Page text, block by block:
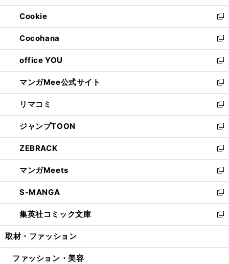
開
く
ウ
で
開
く
ン
ド
ウ
で
開
く
ウ
ィ
ン
ド
ウ
で
開
く
Cookie
新
し
い
ウ
ィ
ン
ド
ウ
で
開
く
Cocohana
新
し
い
ウ
ィ
ン
ド
ウ
で
開
く
office YOU
新
し
い
ウ
ィ
ン
ド
ウ
で
開
く
マンガMee公式サイト
新
し
い
ウ
ィ
ン
ド
ウ
で
開
く
リマコミ
新
し
い
ウ
ィ
ン
ド
ウ
で
開
く
ジャンプTOON
新
し
い
ウ
ィ
ン
ド
ウ
で
開
ZEBRACK
新
し
い
ウ
ィ
ン
ド
ウ
開
マンガMeets
新
し
い
ウ
ィ
ン
ウ
S-MANGA
新
し
い
ウ
ン
集英社コミック文庫
新
し
ウ
取材・ファッション
ファッション・美容